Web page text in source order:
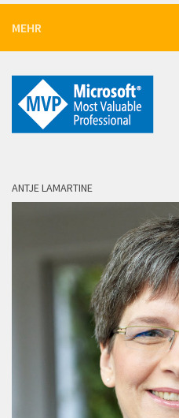
MEHR
ANTJE LAMARTINE